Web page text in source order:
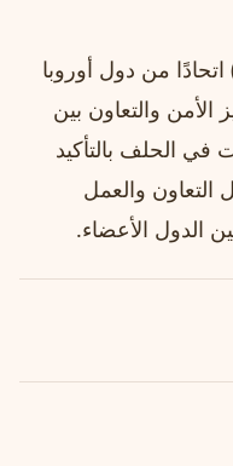
من دول أوروبا
الأمن والتعاون بين
في الحلف بالتأكيد
التعاون والعمل
الدول الأعضاء.